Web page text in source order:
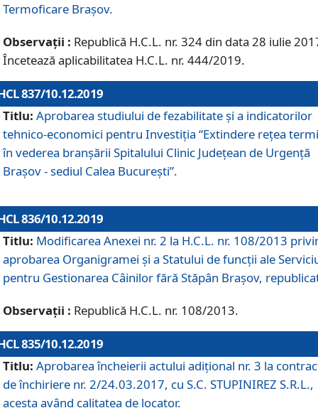
Termoficare Braşov.
Observații : Republică H.C.L. nr. 324 din data 28 iulie
Încetează aplicabilitatea H.C.L. nr. 444/2019.
837/10.12.2019
Titlu: Aprobarea studiului de fezabilitate și a indicatorilor
tehnico-economici pentru Investiția “Extindere rețea
în vederea branșării Spitalului Clinic Județean de Urgență
Brașov - sediul Calea București”.
836/10.12.2019
Titlu: Modificarea Anexei nr. 2 la H.C.L. nr. 108/2013
aprobarea Organigramei şi a Statului de funcții ale
pentru Gestionarea Câinilor fără Stăpân Brașov,
Observații : Republică H.C.L. nr. 108/2013.
835/10.12.2019
Titlu: Aprobarea încheierii actului adițional nr. 3 la
de închiriere nr. 2/24.03.2017, cu S.C. STUPINIREZ S.R.L.,
acesta având calitatea de locator.